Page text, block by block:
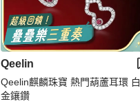
Qeelin
Qeelin麒麟珠寶 熱門葫蘆耳環 白
金鑲鑽